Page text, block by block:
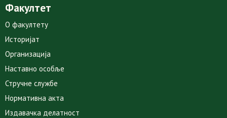
Факултет
О факултету
Историјат
Организација
Наставно особље
Стручне службе
Нормативна акта
Издавачка делатност